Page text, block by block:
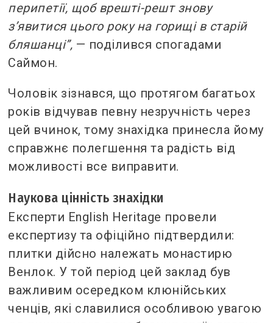
перипетії, щоб врешті-решт знову
з’явитися цього року на горищі в старій
бляшанці”, — поділився спогадами
Саймон.
Чоловік зізнався, що протягом багатьох
років відчував певну незручність через
цей вчинок, тому знахідка принесла йому
справжнє полегшення та радість від
можливості все виправити.
Наукова цінність знахідки
Експерти English Heritage провели
експертизу та офіційно підтвердили:
плитки дійсно належать монастирю
Венлок. У той період цей заклад був
важливим осередком клюнійських
ченців, які славилися особливою увагою